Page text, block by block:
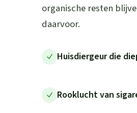
organische resten
daarvoor.
Huisdiergeur die
Rooklucht van